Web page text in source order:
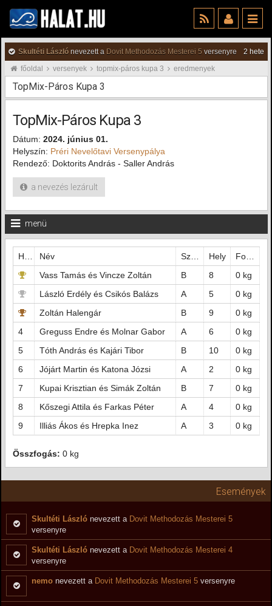
Skultéti László nevezett a Dovit Methodozás Mesterei 5 versenyre
2 hete
főoldal
versenyek topmix-páros kupa 3 eredmenyek
TopMix-Páros Kupa 3
TopMix-Páros Kupa 3
Dátum: 2024. június 01.
Helyszín: Préri Nevelőtavi Versenypálya
Rendező: Doktorits András - Saller András
a nevezés lezárult
menü
Név Hely
Vass Tamás és Vincze Zoltán
B 8
0 kg
László Erdély és Csikós Balázs
A 5
0 kg
Zoltán Halengár
B 9
0 kg
4
Greguss Endre és Molnar Gabor A 6
0 kg
5
Tóth András és Kajári Tibor B 10
0 kg
6
Jójárt Martin és Katona Józsi A 2
0 kg
7
Kupai Krisztian és Simák Zoltán B 7
0 kg
8
Kőszegi Attila és Farkas Péter A 4
0 kg
9
Illiás Ákos és Hrepka Inez A 3 0 kg
Összfogás: 0 kg
Események
Skultéti László nevezett a Dovit Methodozás Mesterei 5
versenyre
Skultéti László nevezett a Dovit Methodozás Mesterei 4
versenyre
nemo nevezett a Dovit Methodozás Mesterei 5 versenyre